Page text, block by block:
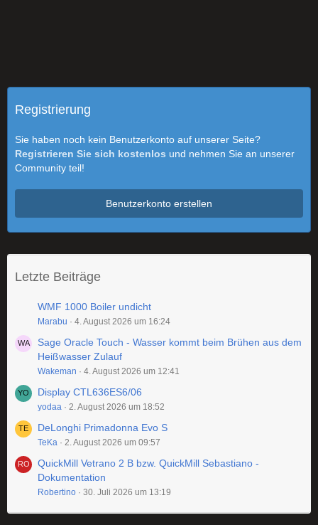
Registrierung
Sie haben noch kein Benutzerkonto auf unserer Seite?
Registrieren Sie sich kostenlos und nehmen Sie an unserer
Community teil!
Benutzerkonto erstellen
Letzte Beiträge
WMF 1000 Boiler undicht
Marabu 4. August 2026 um 16:24
Sage Oracle Touch - Wasser kommt beim Brühen aus dem
Heißwasser Zulauf
Wakeman 4. August 2026 um 12:41
Display CTL636ES6/06
yodaa 2. August 2026 um 18:52
DeLonghi Primadonna Evo S
TeKa 2. August 2026 um 09:57
QuickMill Vetrano 2 B bzw. QuickMill Sebastiano -
Dokumentation
Robertino 30. Juli 2026 um 13:19